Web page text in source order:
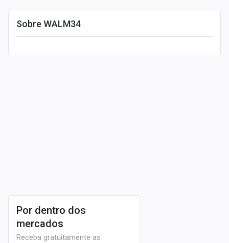
Sobre WALM34
Leia mais
Por dentro dos
mercados
Receba gratuitamente as